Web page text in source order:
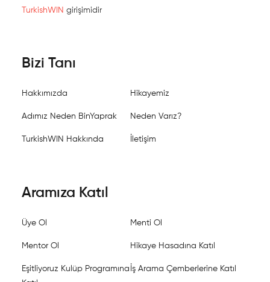
TurkishWIN girişimidir
Bizi Tanı
Hakkımızda Hikayemiz
Adımız Neden BinYaprak Neden Varız?
TurkishWIN Hakkında İletişim
Aramıza Katıl
Üye Ol Menti Ol
Mentor Ol Hikaye Hasadına Katıl
Eşitliyoruz Kulüp Programına İş Arama Çemberlerine Katıl